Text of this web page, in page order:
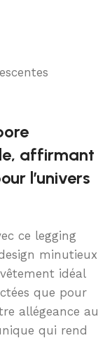
affirmant
l’univers
ce legging
minutieux
idéal
que pour
allégeance au
qui rend